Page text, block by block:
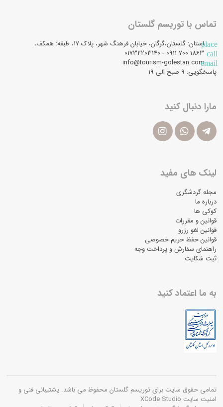
تماس با توریسم گلستان
placeاستان: گلستان،گرگان، خیابان فرهنگ شهر، پلاک 17، طبقه: همکف،
call
email
info@tourism-golestan.com
پاسخگویی: ۹ صبح الی 19
مارا دنبال کنید
لینک های مفید
مجله گردشگری
درباره ما
کوکی ها
قوانین و مقررات
قوانین لغو رزرو
قوانین حفظ حریم خصوصی
راهنمای سفارش و پرداخت وجه
ثبت شکایت
به ما اعتماد کنید
تمامی حقوق سایت برای توریسم گلستان محفوظ می باشد. پشتیبانی فنی و
امنیت سایت XCode Studio